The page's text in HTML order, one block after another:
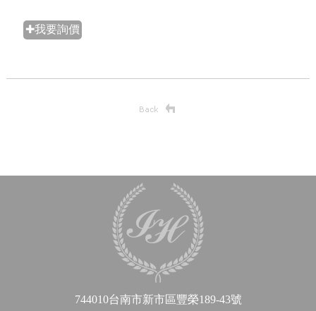
✚我要詢價
744010台南市新市區豐榮189-43號